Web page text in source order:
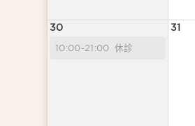
30 31
10:00-21:00 休診